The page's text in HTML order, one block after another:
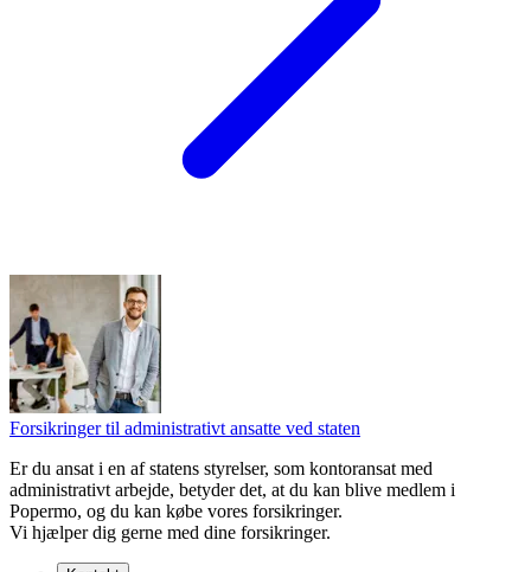
Forsikringer til administrativt ansatte ved staten
Er du ansat i en af statens styrelser, som kontoransat med
administrativt arbejde, betyder det, at du kan blive medlem i
Popermo, og du kan købe vores forsikringer.
Vi hjælper dig gerne med dine forsikringer.